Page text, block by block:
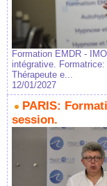
Formation EMDR -
intégrative.
Thérapeute e...
12/01/2027
PARIS:
session.